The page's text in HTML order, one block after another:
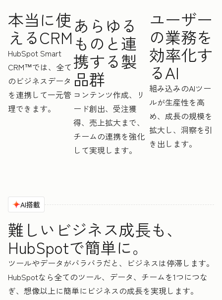
本当に使
えるCRM
HubSpot Smart
CRM™では、全て
のビジネスデータ
を連携して一元管
理できます。
あらゆる
ものと連
携する製
品群
コンテンツ作成、リ
ード創出、受注獲
得、売上拡大まで、
チームの連携を強化
して実現します。
ユーザー
の業務を
効率化す
るAI
組み込みのAIツー
ルが生産性を高
め、成長の規模を
拡大し、洞察を引
き出します。
AI搭載
難しいビジネス成長も、
HubSpotで簡単に。
ツールやデータがバラバラだと、ビジネスは停滞します。
HubSpotなら全てのツール、データ、チームを1つにつな
ぎ、想像以上に簡単にビジネスの成長を実現します。